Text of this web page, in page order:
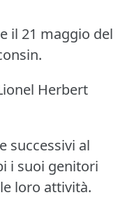
il 21 maggio del
Herbert
successivi al
i suoi genitori
loro attività.